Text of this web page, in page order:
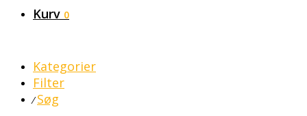
Kurv 0
Kategorier
Filter
⁄ Søg